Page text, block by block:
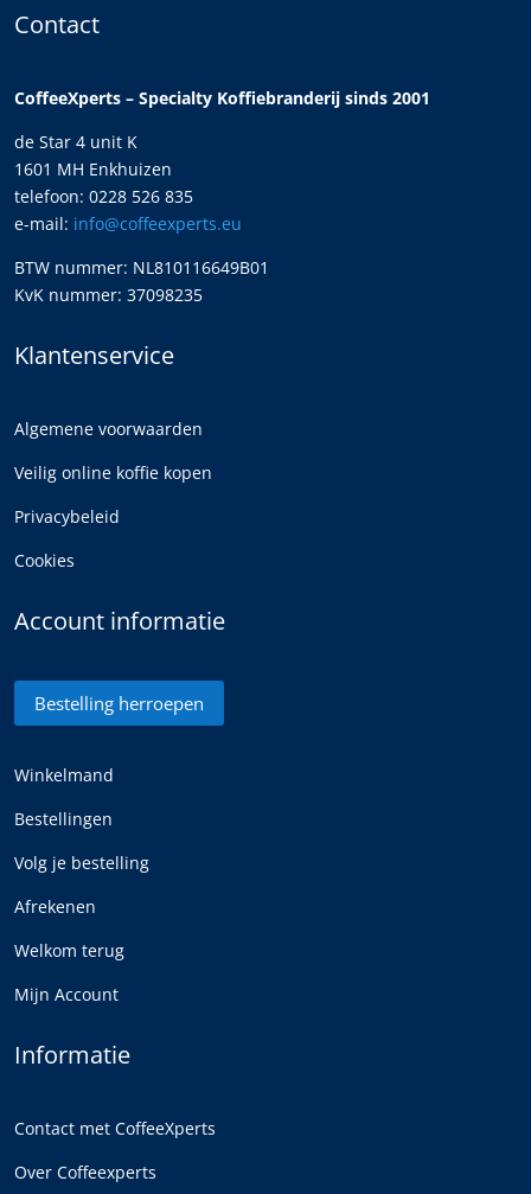
Contact
CoffeeXperts – Specialty Koffiebranderij sinds 2001
de Star 4 unit K
1601 MH Enkhuizen
telefoon: 0228 526 835
e-mail: info@coffeexperts.eu
BTW nummer: NL810116649B01
KvK nummer: 37098235
Klantenservice
Algemene voorwaarden
Veilig online koffie kopen
Privacybeleid
Cookies
Account informatie
Bestelling herroepen
Winkelmand
Bestellingen
Volg je bestelling
Afrekenen
Welkom terug
Mijn Account
Informatie
Contact met CoffeeXperts
Over Coffeexperts